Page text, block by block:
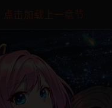
点击加载上一章节